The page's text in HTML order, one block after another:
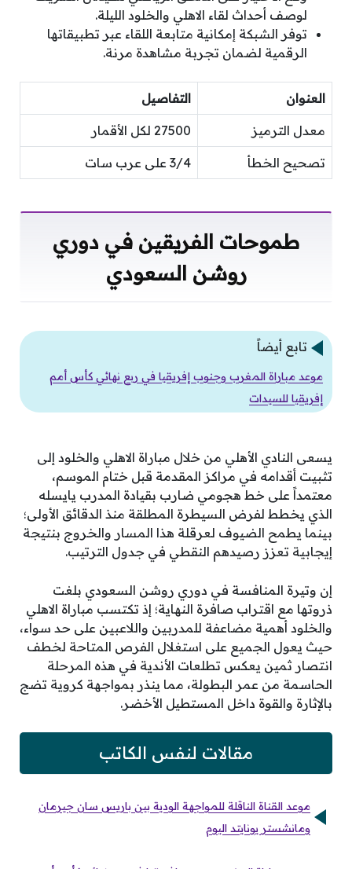
لوصف أحداث لقاء الاهلي والخلود الليلة.
توفر الشبكة إمكانية متابعة اللقاء عبر تطبيقاتها
الرقمية لضمان تجربة مشاهدة مرنة.
العنوان التفاصيل
معدل الترميز 27500 لكل الأقمار
تصحيح الخطأ 3/4 على عرب سات
طموحات الفريقين في دوري
روشن السعودي
تابع أيضاً
موعد مباراة المغرب وجنوب إفريقيا في ربع نهائي كأس أمم
إفريقيا للسيدات
يسعى النادي الأهلي من خلال مباراة الاهلي والخلود إلى
تثبيت أقدامه في مراكز المقدمة قبل ختام الموسم،
معتمداً على خط هجومي ضارب بقيادة المدرب يايسله
الذي يخطط لفرض السيطرة المطلقة منذ الدقائق الأولى؛
بينما يطمح الضيوف لعرقلة هذا المسار والخروج بنتيجة
إيجابية تعزز رصيدهم النقطي في جدول الترتيب.
إن وتيرة المنافسة في دوري روشن السعودي بلغت
ذروتها مع اقتراب صافرة النهاية؛ إذ تكتسب مباراة الاهلي
والخلود أهمية مضاعفة للمدربين واللاعبين على حد سواء،
حيث يعول الجميع على استغلال الفرص المتاحة لخطف
انتصار ثمين يعكس تطلعات الأندية في هذه المرحلة
الحاسمة من عمر البطولة، مما ينذر بمواجهة كروية تضج
بالإثارة والقوة داخل المستطيل الأخضر.
مقالات لنفس الكاتب
موعد القناة الناقلة للمواجهة الودية بين باريس سان جيرمان
ومانشستر يونايتد اليوم